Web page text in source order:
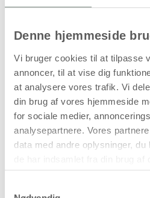
Denne hjemmeside
Vi bruger cookies til at tilpasse
annoncer, til at vise dig
at analysere vores trafik. Vi
din brug af vores hjemmeside
for sociale medier,
analysepartnere. Vores
data med andre oplysninger,
(